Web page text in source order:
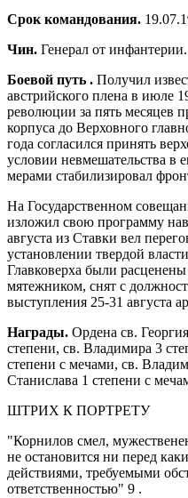
Срок командования.
Чин. Генерал от инфантерии.
Боевой путь . Получил
австрийского плена в июле
революции за пять месяцев
корпуса до Верховного
года согласился принять
условии невмешательства в
мерами стабилизировал
На Государственном
изложил свою программу
августа из Ставки вел
установлении твердой
Главковерха были
мятежником, снят с
выступления 25-31 августа
Награды. Ордена св.
степени, св. Владимира 3
степени с мечами, св.
Станислава 1 степени с
ШТРИХ К ПОРТРЕТУ
"Корнилов смел,
не остановится ни перед
действиями, требуемыми
ответственностью" 9 .